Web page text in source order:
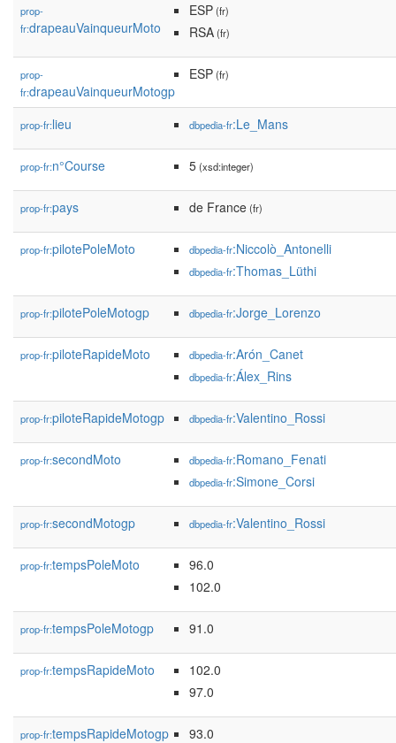
prop-
fr:drapeauVainqueurMoto
ESP(fr)
RSA(fr)
prop-
fr:drapeauVainqueurMotogp
ESP(fr)
prop-fr:lieu dbpedia-fr:Le_Mans
prop-fr:n°Course 5(xsd:integer)
prop-fr:pays de France(fr)
prop-fr:pilotePoleMoto dbpedia-fr:Niccolò_Antonelli
dbpedia-fr:Thomas_Lüthi
prop-fr:pilotePoleMotogp dbpedia-fr:Jorge_Lorenzo
prop-fr:piloteRapideMoto dbpedia-fr:Arón_Canet
dbpedia-fr:Álex_Rins
prop-fr:piloteRapideMotogp dbpedia-fr:Valentino_Rossi
prop-fr:secondMoto dbpedia-fr:Romano_Fenati
dbpedia-fr:Simone_Corsi
prop-fr:secondMotogp dbpedia-fr:Valentino_Rossi
prop-fr:tempsPoleMoto
96.0
102.0
prop-fr:tempsPoleMotogp 91.0
prop-fr:tempsRapideMoto
102.0
97.0
prop-fr:tempsRapideMotogp 93.0